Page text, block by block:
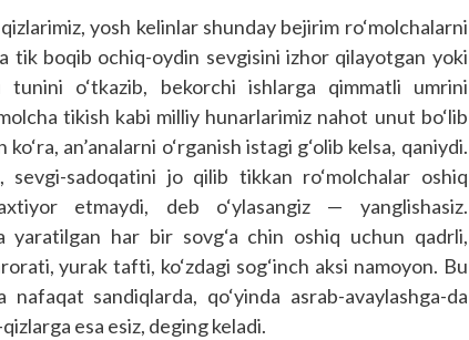
yosh kelinlar shunday bejirim ro‘molchalarni
tik boqib ochiq-oydin sevgisini izhor qilayotgan yoki
o‘tkazib, bekorchi ishlarga qimmatli umrini
tikish kabi milliy hunarlarimiz nahot unut bo‘lib
an’analarni o‘rganish istagi g‘olib kelsa, qaniydi.
sevgi-sadoqatini jo qilib tikkan ro‘molchalar oshiq
etmaydi, deb o‘ylasangiz — yanglishasiz.
yaratilgan har bir sovg‘a chin oshiq uchun qadrli,
yurak tafti, ko‘zdagi sog‘inch aksi namoyon. Bu
nafaqat sandiqlarda, qo‘yinda asrab-avaylashga-da
esa esiz, deging keladi.